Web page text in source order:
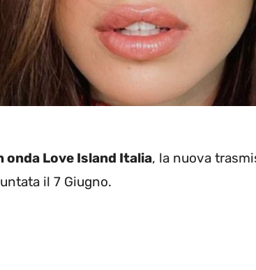
onda Love Island Italia, la nuova
il 7 Giugno.